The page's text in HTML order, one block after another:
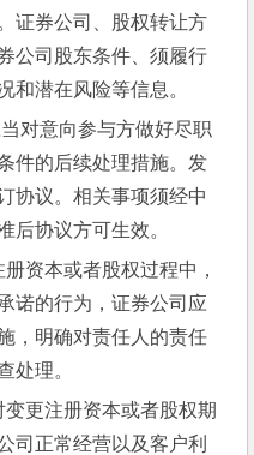
证券公司、股权转让方
公司股东条件、须履行
和潜在风险等信息。
件的后续处理措施。发
协议。相关事项须经中
后协议方可生效。
诺的行为，证券公司应
，明确对责任人的责任
处理。
司正常经营以及客户利